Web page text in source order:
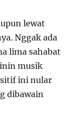
lewat
Nggak ada
lima sahabat
musik
ini nular
dibawain